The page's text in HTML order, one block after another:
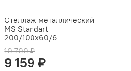
Стеллаж металлический
MS Standart
200/100x60/6
10 700 ₽
9 159 ₽